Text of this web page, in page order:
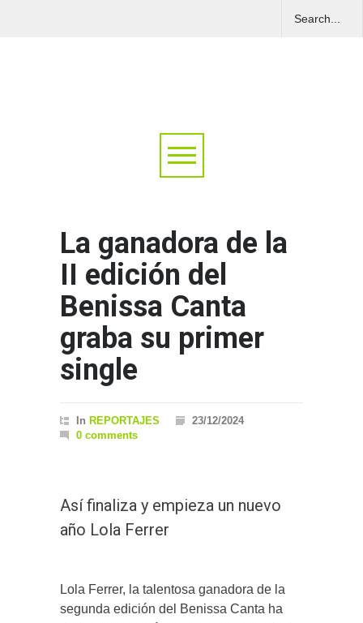
La ganadora de la
II edición del
Benissa Canta
graba su primer
single
In REPORTAJES
23/12/2024
0 comments
Así finaliza y empieza un nuevo
año Lola Ferrer
Lola Ferrer, la talentosa ganadora de la
segunda edición del Benissa Canta ha